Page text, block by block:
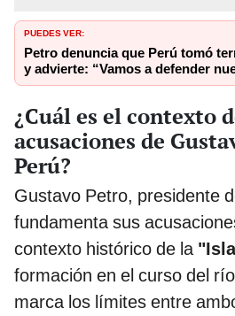
PUEDES VER:
Petro denuncia que Perú tomó
y advierte: “Vamos a defender
¿Cuál es el contexto
acusaciones de
Perú?
Gustavo Petro, presidente
fundamenta sus
contexto histórico de la"Isla
formación en el curso del
marca los límites entre